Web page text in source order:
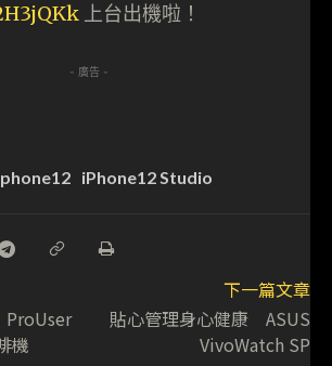
上台出機啦！
- 廣告 -
iPhone12 Studio
機
下一篇文章
貼心管理身心健康 ASUS
VivoWatch SP